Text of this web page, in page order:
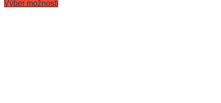
Výber možností